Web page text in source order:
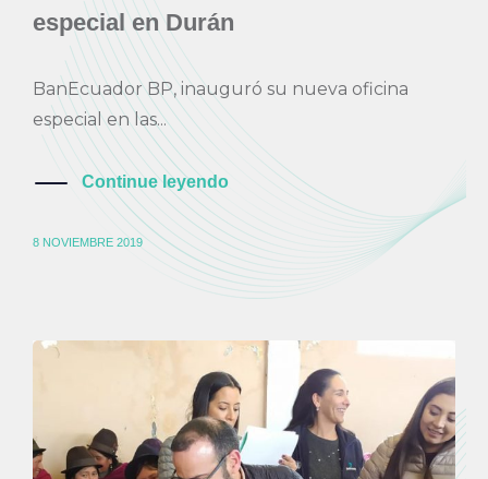
especial en Durán
BanEcuador BP, inauguró su nueva oficina
especial en las...
Continue leyendo
8 NOVIEMBRE 2019